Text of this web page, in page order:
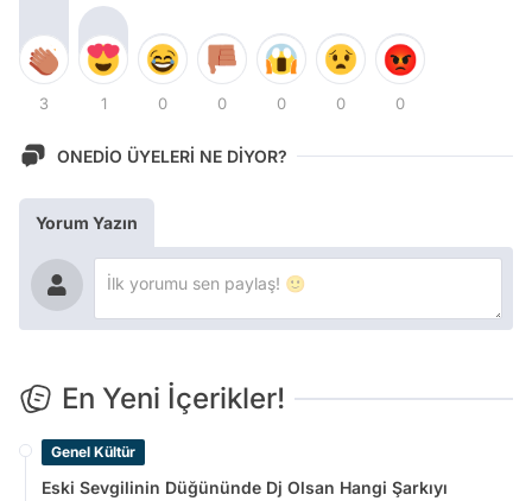
3 1 0 0 0 0 0
ONEDİO ÜYELERİ NE DİYOR?
Yorum Yazın
En Yeni İçerikler!
Genel Kültür
Eski Sevgilinin Düğününde Dj Olsan Hangi Şarkıyı